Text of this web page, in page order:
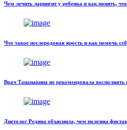
Чем лечить ларингит у ребенка и как понять,
Что такое послеродовая ярость и как помочь
Врач Тананакина не рекомендовала восполнять
Диетолог Редина объяснила, чем полезны